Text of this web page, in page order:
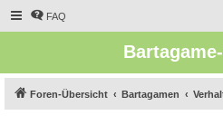
FAQ
Foren-Übersicht Bartagamen